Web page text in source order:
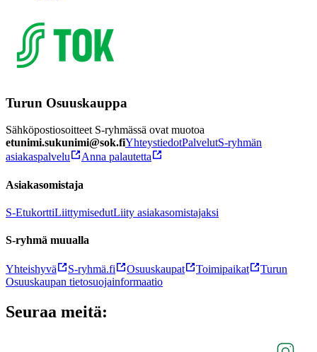
Turun Osuuskauppa
Sähköpostiosoitteet S-ryhmässä ovat muotoa
etunimi.sukunimi@sok.fiYhteystiedotPalvelutS-ryhmän
asiakaspalvelu
Anna palautetta
Asiakasomistaja
S-EtukorttiLiittymisedutLiity asiakasomistajaksi
S-ryhmä muualla
Yhteishyvä S-ryhmä.fi Osuuskaupat Toimipaikat
Turun
Osuuskaupan tietosuojainformaatio
Seuraa meitä: